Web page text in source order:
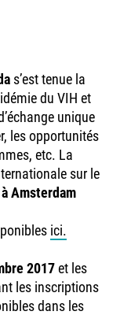
s’est tenue la
du VIH et
unique
les opportunités
etc. La
sur le
Amsterdam
ici.
2017et les
les inscriptions
dans les